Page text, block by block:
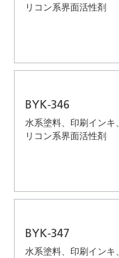
リコン系界面活性剤
BYK-346
水系塗料、印刷イン
リコン系界面活性剤
BYK-347
水系塗料、印刷イン